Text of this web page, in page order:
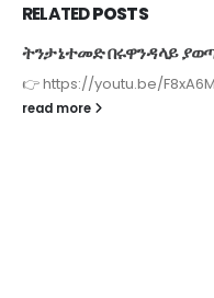
RELATEDPOSTS
ትንታኔተመድ በሩዋንዳ ላይ
👉 https://youtu.be/
read more